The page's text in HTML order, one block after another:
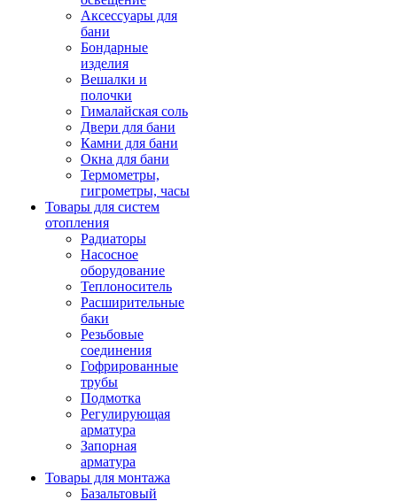
Аксессуары для
бани
Бондарные
изделия
Вешалки и
полочки
Гималайская соль
Двери для бани
Камни для бани
Окна для бани
Термометры,
гигрометры, часы
Товары для систем
отопления
Радиаторы
Насосное
оборудование
Теплоноситель
Расширительные
баки
Резьбовые
соединения
Гофрированные
трубы
Подмотка
Регулирующая
арматура
Запорная
арматура
Товары для монтажа
Базальтовый